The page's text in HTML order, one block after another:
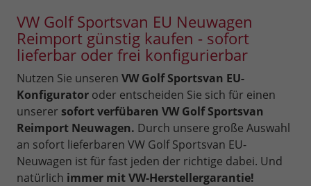
VW Golf Sportsvan EU Neuwagen
Reimport günstig kaufen - sofort
lieferbar oder frei konfigurierbar
Nutzen Sie unseren VW Golf Sportsvan EU-
Konfigurator oder entscheiden Sie sich für einen
unserer sofort verfübaren VW Golf Sportsvan
Reimport Neuwagen. Durch unsere große Auswahl
an sofort lieferbaren VW Golf Sportsvan EU-
Neuwagen ist für fast jeden der richtige dabei. Und
natürlich immer mit VW-Herstellergarantie!